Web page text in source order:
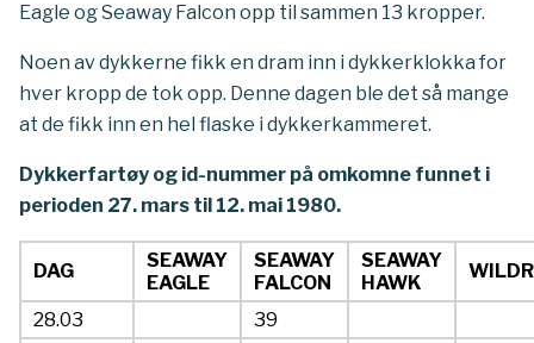
Eagle og Seaway Falcon opp til sammen 13 kropper.
Noen av dykkerne fikk en dram inn i dykkerklokka for
hver kropp de tok opp. Denne dagen ble det så mange
at de fikk inn en hel flaske i dykkerkammeret.
Dykkerfartøy og id-nummer på omkomne funnet i
perioden 27. mars til 12. mai 1980.
DAG
SEAWAY
EAGLE
SEAWAY
FALCON
SEAWAY
HAWK
28.03
39